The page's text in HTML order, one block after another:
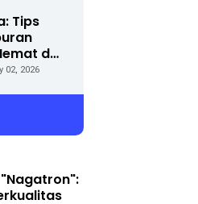
Tips
dan
02, 2026
"Nagatron":